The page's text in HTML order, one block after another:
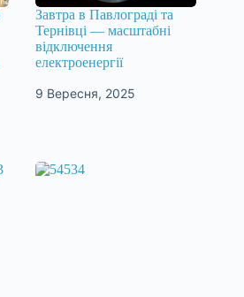
Завтра в Павлограді та
Тернівці — масштабні
відключення
електроенергії
9 Вересня, 2025